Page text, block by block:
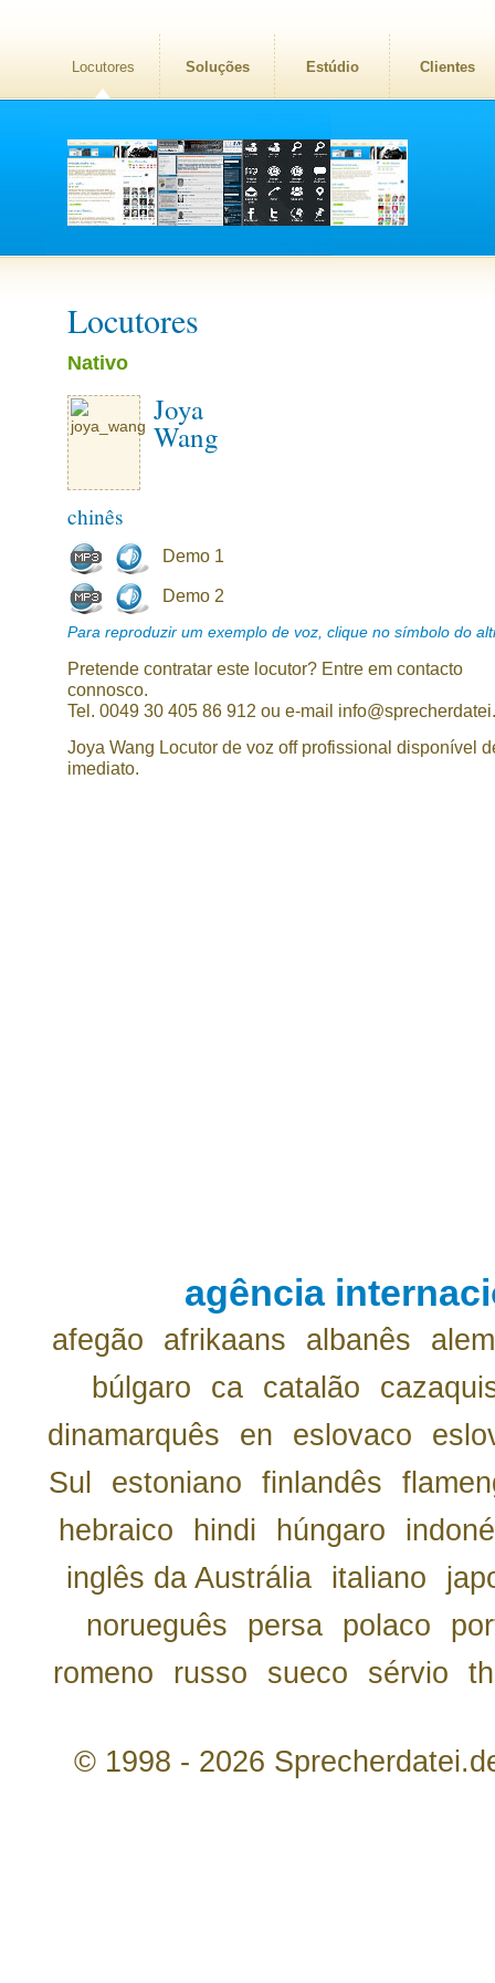
Locutores Soluções Estúdio Clientes
Locutores
Nativo
Joya
Wang
chinês
Demo 1
Demo 2
Para reproduzir um exemplo de voz, clique no símbolo do
Pretende contratar este locutor? Entre em contacto
connosco.
Tel. 0049 30 405 86 912 ou e-mail
Joya Wang Locutor de voz off profissional disponível
imediato.
agência
afegão afrikaans albanês
búlgaro
ca catalão
dinamarquês
en eslovaco
Sul
estoniano finlandês
hebraico
hindi húngaro
inglês da Austrália
italiano
norueguês
persa polaco
romeno
russo sueco sérvio th
© 1998 - 2026